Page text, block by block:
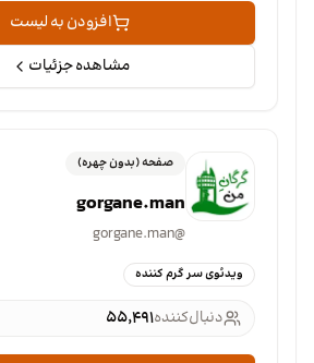
افزودن به لیست
مشاهده جزئیات
صفحه (بدون چهره)
gorgane.man
@
gorgane.man
ویدئوی سر گرم کننده
دنبال‌کننده۵۵٬۴۹۱